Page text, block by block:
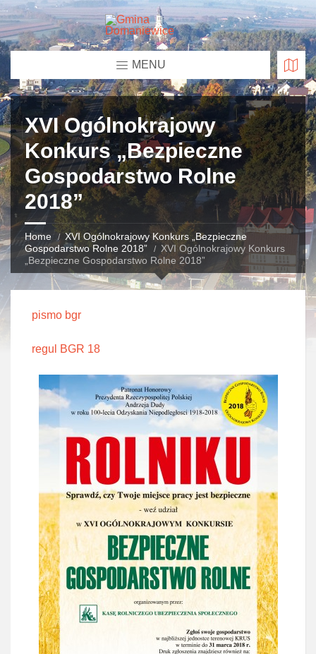
MENU
XVI Ogólnokrajowy
Konkurs „Bezpieczne
Gospodarstwo Rolne
2018”
Home
XVI Ogólnokrajowy Konkurs „Bezpieczne
Gospodarstwo Rolne 2018”
XVI Ogólnokrajowy Konkurs
„Bezpieczne Gospodarstwo Rolne 2018”
pismo bgr
regul BGR 18